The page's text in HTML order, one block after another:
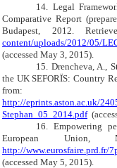
14.
Legal
Comparative Report
Budapest, 2012.
content/uploads/2012/05/
(accessed May 3, 2015).
15. Drencheva, A.,
the UK SEFORÏS: Country
http://eprints.aston.ac.uk/
Stephan_05_2014.pdf
16.
Empowering
European
http://www.eurosfaire.prd.fr/
(accessed May 5, 2015).